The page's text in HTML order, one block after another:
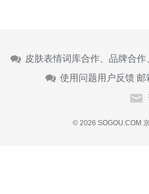
皮肤表情词库合作、品牌合
使用问题用户反馈 邮
© 2026 SOGOU.COM